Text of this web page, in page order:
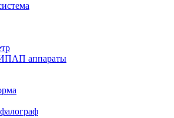
аппараты